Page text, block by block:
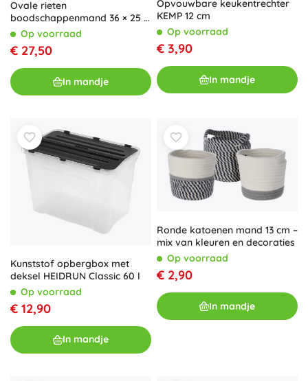
Ovale rieten
boodschappenmand 36 × 25 ×
30 cm, gelakt, met
langszwaars handvat
Op voorraad
€ 27,50
In mandje
Opvouwbare keukentrechter
KEMP 12 cm
Op voorraad
€ 3,90
In mandje
Kunststof opbergbox met
deksel HEIDRUN Classic 60 l
Op voorraad
€ 12,90
In mandje
Ronde katoenen mand 13 cm –
mix van kleuren en decoraties
Op voorraad
€ 2,90
In mandje